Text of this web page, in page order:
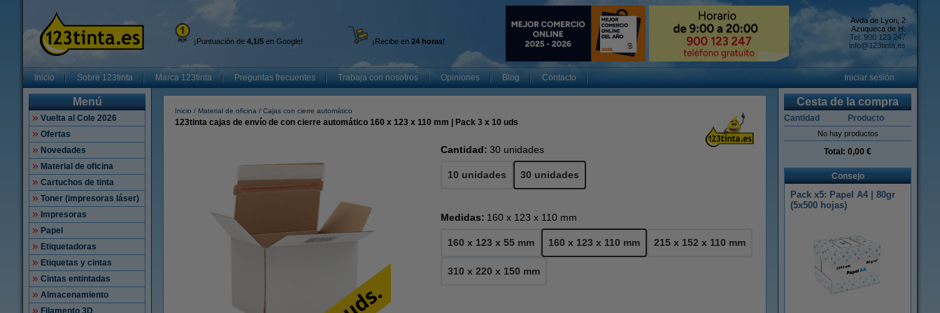
¡Puntuación de 4,1/5 en Google! ¡Recibe en 24 horas!
Avda de Lyon, 2
Azuqueca de H.
Tel: 900 123 247
info@123tinta.es
Inicio Sobre 123tinta Marca 123tinta Preguntas frecuentes Trabaja con nosotros Opiniones Blog Contacto Iniciar sesión
Menú
Vuelta al Cole 2026
Ofertas
Novedades
Material de oficina
Cartuchos de tinta
Toner (impresoras láser)
Impresoras
Papel
Etiquetadoras
Etiquetas y cintas
Cintas entintadas
Almacenamiento
Filamento 3D
Inicio Material de oficina Cajas con cierre automático
123tinta cajas de envío de con cierre automático 160 x 123 x 110 mm | Pack 3 x 10 uds
Cantidad: 30 unidades
10 unidades 30 unidades
Medidas: 160 x 123 x 110 mm
160 x 123 x 55 mm 160 x 123 x 110 mm 215 x 152 x 110 mm
310 x 220 x 150 mm
Cesta de la compra
Cantidad Producto
No hay productos
Total: 0,00 €
Consejo
Pack x5: Papel A4 | 80gr
(5x500 hojas)